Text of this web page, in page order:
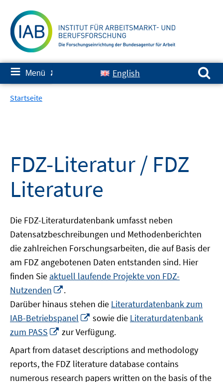
zum
Inhalt
≡ Menü ✘ English
Suchen nach:
Startseite
FDZ-Literatur / FDZ
Literature
Die FDZ-Literaturdatenbank umfasst neben
Datensatzbeschreibungen und Methodenberichten
die zahlreichen Forschungsarbeiten, die auf Basis der
am FDZ angebotenen Daten entstanden sind. Hier
finden Sie aktuell laufende Projekte von FDZ-
Nutzenden
neuem
Fenster
öffnen
.
Darüber hinaus stehen die Literaturdatenbank zum
IAB-Betriebspanel
In
neuem
Fenster
öffnen
sowie die Literaturdatenbank
zum PASS
In
Fenster
öffnen
zur Verfügung.
Apart from dataset descriptions and methodology
reports, the FDZ literature database contains
numerous research papers written on the basis of the